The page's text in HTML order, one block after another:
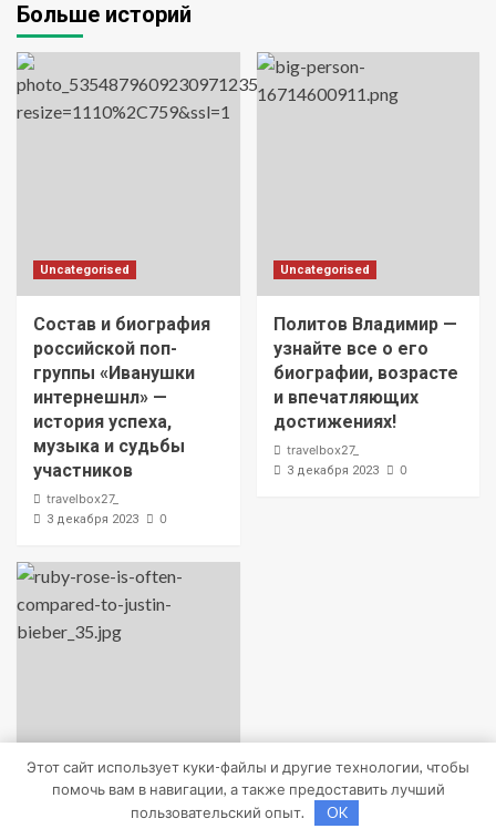
Больше историй
Uncategorised
Состав и биография
российской поп-
группы «Иванушки
интернешнл» —
история успеха,
музыка и судьбы
участников
travelbox27_
3 декабря 2023 0
Uncategorised
Политов Владимир —
узнайте все о его
биографии, возрасте
и впечатляющих
достижениях!
travelbox27_
3 декабря 2023 0
Этот сайт использует куки-файлы и другие технологии, чтобы
помочь вам в навигации, а также предоставить лучший
пользовательский опыт.
OK